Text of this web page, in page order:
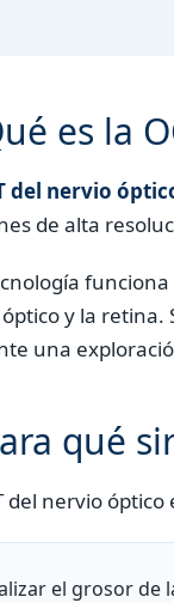
es la
del nervio
de alta
y la retina.
una
qué
del nervio
el grosor de